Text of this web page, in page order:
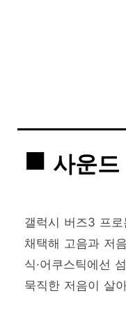
사운드
갤럭시 버즈3 프로
채택해 고음과 저
식·어쿠스틱에선
묵직한 저음이 살